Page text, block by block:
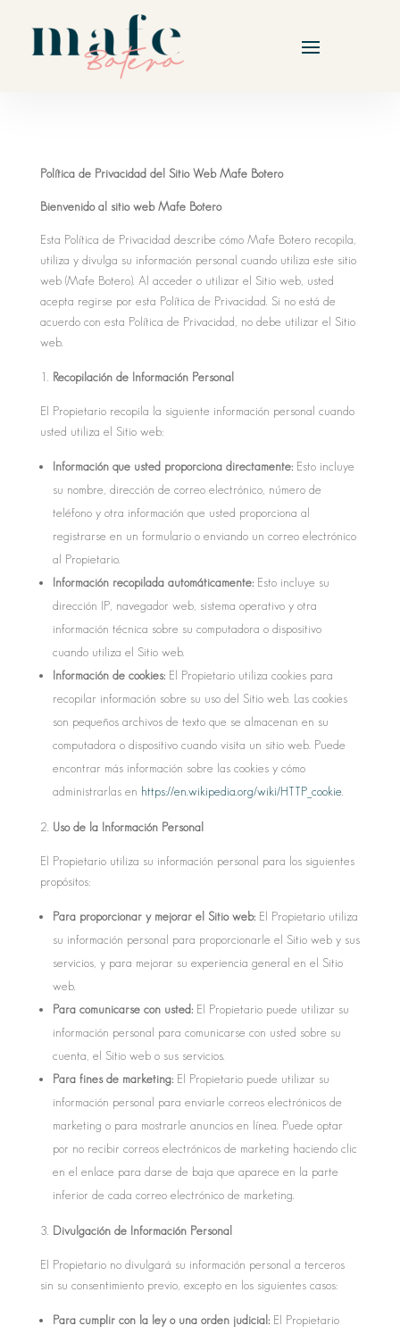
Política de Privacidad del Sitio Web Mafe Botero
Bienvenido al sitio web Mafe Botero
Esta Política de Privacidad describe cómo Mafe Botero recopila,
utiliza y divulga su información personal cuando utiliza este sitio
web (Mafe Botero). Al acceder o utilizar el Sitio web, usted
acepta regirse por esta Política de Privacidad. Si no está de
acuerdo con esta Política de Privacidad, no debe utilizar el Sitio
web.
Recopilación de Información Personal
El Propietario recopila la siguiente información personal cuando
usted utiliza el Sitio web:
Información que usted proporciona directamente:Esto incluye
su nombre, dirección de correo electrónico, número de
teléfono y otra información que usted proporciona al
registrarse en un formulario o enviando un correo electrónico
al Propietario.
Información recopilada automáticamente:Esto incluye su
dirección IP, navegador web, sistema operativo y otra
información técnica sobre su computadora o dispositivo
cuando utiliza el Sitio web.
Información de cookies:El Propietario utiliza cookies para
recopilar información sobre su uso del Sitio web. Las cookies
son pequeños archivos de texto que se almacenan en su
computadora o dispositivo cuando visita un sitio web. Puede
encontrar más información sobre las cookies y cómo
administrarlas en https://en.wikipedia.org/wiki/HTTP_cookie.
Uso de la Información Personal
El Propietario utiliza su información personal para los siguientes
propósitos:
Para proporcionar y mejorar el Sitio web:El Propietario utiliza
su información personal para proporcionarle el Sitio web y sus
servicios, y para mejorar su experiencia general en el Sitio
web.
Para comunicarse con usted:El Propietario puede utilizar su
información personal para comunicarse con usted sobre su
cuenta, el Sitio web o sus servicios.
Para fines de marketing:El Propietario puede utilizar su
información personal para enviarle correos electrónicos de
marketing o para mostrarle anuncios en línea. Puede optar
por no recibir correos electrónicos de marketing haciendo clic
en el enlace para darse de baja que aparece en la parte
inferior de cada correo electrónico de marketing.
Divulgación de Información Personal
El Propietario no divulgará su información personal a terceros
sin su consentimiento previo, excepto en los siguientes casos:
Para cumplir con la ley o una orden judicial:El Propietario